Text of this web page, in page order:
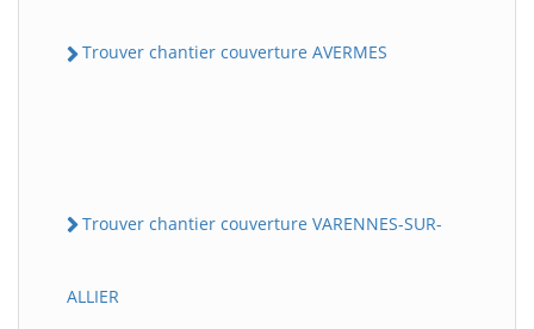
Trouver chantier couverture AVERMES
Trouver chantier couverture VARENNES-SUR-
ALLIER